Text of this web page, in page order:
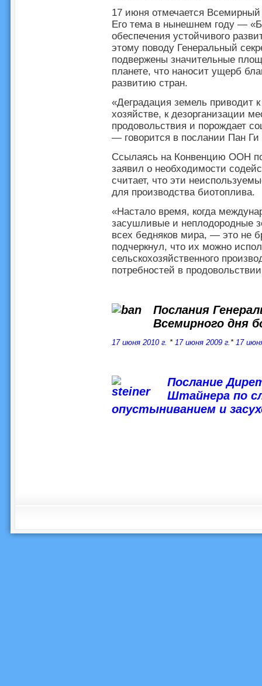
17 июня отмечается
Его тема в нынешнем году —
обеспечения устойчивого
этому поводу Генеральный
подвержены значительные
планете, что наносит ущерб
развитию стран.
«Деградация земель приводит
хозяйстве, к дезорганизации
продовольствия и порождает
— говорится в послании Пан
Ссылаясь на Конвенцию ООН
заявил о необходимости
считает, что эти
для производства биотоплива.
«Настало время, когда
засушливые и неплодородные
всех бедняков мира, — это не
подчеркнул, что их можно
сельскохозяйственного
потребностей в
Послания
Всемирного дня
17 июня 2010 г. * 17 июня 2009 г. * 17
Послание
Штайнера по
опустыниванием и